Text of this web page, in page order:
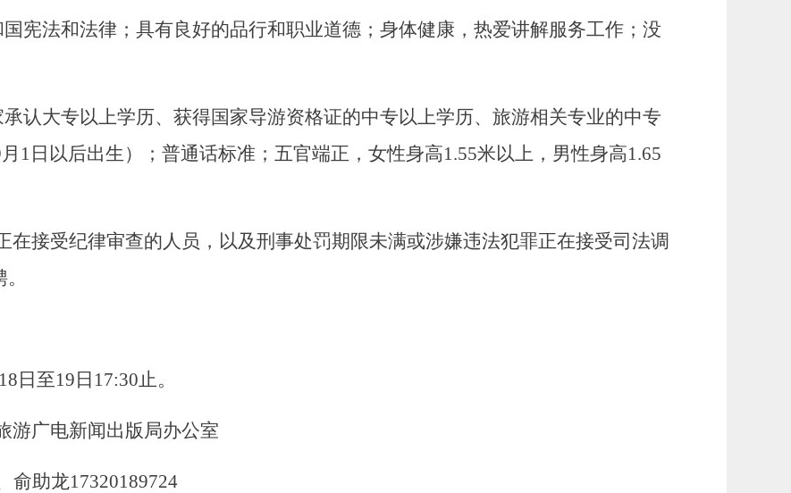
宪法和法律；具有良好的品行和职业道德；身体健康，热爱讲解服务工作；没
认大专以上学历、获得国家导游资格证的中专以上学历、旅游相关专业的中专
1日以后出生）；普通话标准；五官端正，女性身高1.55米以上，男性身高1.65
在接受纪律审查的人员，以及刑事处罚期限未满或涉嫌违法犯罪正在接受司法调
日至19日17:30止。
游广电新闻出版局办公室
俞助龙17320189724